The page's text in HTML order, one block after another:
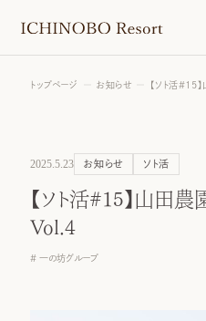
トップページ お知らせ 【ソト活#15
2025.5.23 お知らせ ソト活
【ソト活#15】山田
Vol.4
一の坊グループ